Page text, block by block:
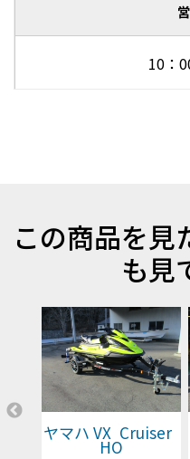
10：
この商品を見
も見
ヤマハ VX Cruiser
HO